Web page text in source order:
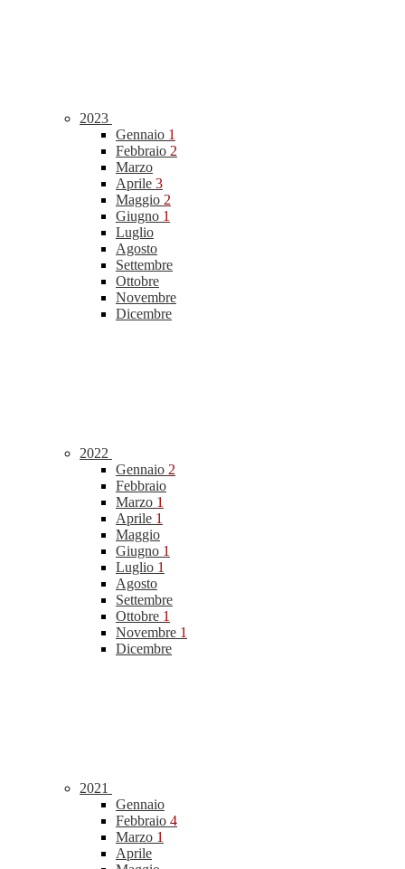
2023
Gennaio 1
Febbraio 2
Marzo
Aprile 3
Maggio 2
Giugno 1
Luglio
Agosto
Settembre
Ottobre
Novembre
Dicembre
2022
Gennaio 2
Febbraio
Marzo 1
Aprile 1
Maggio
Giugno 1
Luglio 1
Agosto
Settembre
Ottobre 1
Novembre 1
Dicembre
2021
Gennaio
Febbraio 4
Marzo 1
Aprile